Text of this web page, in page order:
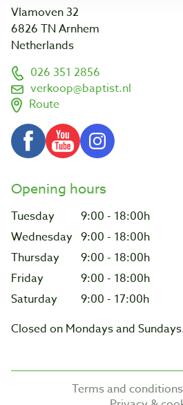
Vlamoven 32
6826 TN Arnhem
Netherlands
026 351 2856
verkoop@baptist.nl
Route
Opening hours
Tuesday
9:00 - 18:00h
Wednesday 9:00 - 18:00h
Thursday
9:00 - 18:00h
Friday
9:00 - 18:00h
Saturday
9:00 - 17:00h
Closed on Mondays and
Terms and conditions